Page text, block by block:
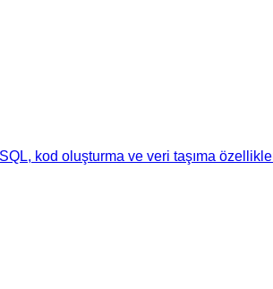
kod oluşturma ve veri taşıma